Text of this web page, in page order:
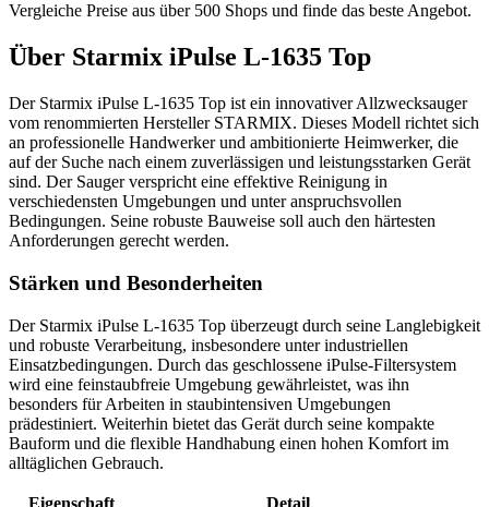
Vergleiche Preise aus über 500 Shops und finde das beste Angebot.
Über Starmix iPulse L-1635 Top
Der Starmix iPulse L-1635 Top ist ein innovativer Allzwecksauger
vom renommierten Hersteller STARMIX. Dieses Modell richtet sich
an professionelle Handwerker und ambitionierte Heimwerker, die
auf der Suche nach einem zuverlässigen und leistungsstarken Gerät
sind. Der Sauger verspricht eine effektive Reinigung in
verschiedensten Umgebungen und unter anspruchsvollen
Bedingungen. Seine robuste Bauweise soll auch den härtesten
Anforderungen gerecht werden.
Stärken und Besonderheiten
Der Starmix iPulse L-1635 Top überzeugt durch seine Langlebigkeit
und robuste Verarbeitung, insbesondere unter industriellen
Einsatzbedingungen. Durch das geschlossene iPulse-Filtersystem
wird eine feinstaubfreie Umgebung gewährleistet, was ihn
besonders für Arbeiten in staubintensiven Umgebungen
prädestiniert. Weiterhin bietet das Gerät durch seine kompakte
Bauform und die flexible Handhabung einen hohen Komfort im
alltäglichen Gebrauch.
Eigenschaft
Detail